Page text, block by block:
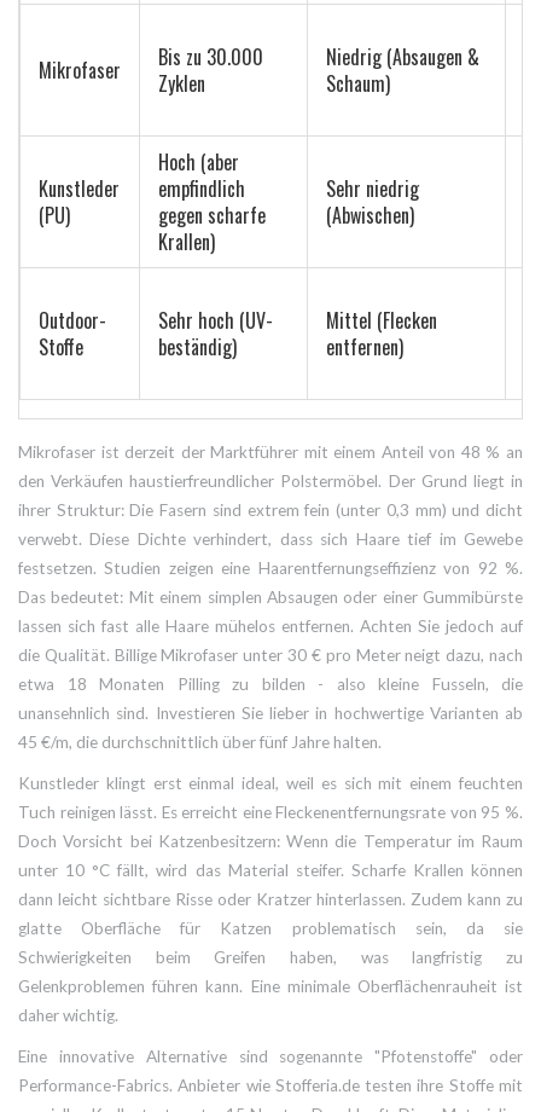
Mikrofaser
Bis zu 30.000
Zyklen
Niedrig (Absaugen &
Schaum)
Kunstleder
(PU)
Hoch (aber
empfindlich
gegen scharfe
Krallen)
Sehr niedrig
(Abwischen)
Outdoor-
Stoffe
Sehr hoch (UV-
beständig)
Mittel (Flecken
entfernen)
Mikrofaser ist derzeit der Marktführer mit einem Anteil von 48 % an
den Verkäufen haustierfreundlicher Polstermöbel. Der Grund liegt in
ihrer Struktur: Die Fasern sind extrem fein (unter 0,3 mm) und dicht
verwebt. Diese Dichte verhindert, dass sich Haare tief im Gewebe
festsetzen. Studien zeigen eine Haarentfernungseffizienz von 92 %.
Das bedeutet: Mit einem simplen Absaugen oder einer Gummibürste
lassen sich fast alle Haare mühelos entfernen. Achten Sie jedoch auf
die Qualität. Billige Mikrofaser unter 30 € pro Meter neigt dazu, nach
etwa 18 Monaten Pilling zu bilden - also kleine Fusseln, die
unansehnlich sind. Investieren Sie lieber in hochwertige Varianten ab
45 €/m, die durchschnittlich über fünf Jahre halten.
Kunstleder klingt erst einmal ideal, weil es sich mit einem feuchten
Tuch reinigen lässt. Es erreicht eine Fleckenentfernungsrate von 95 %.
Doch Vorsicht bei Katzenbesitzern: Wenn die Temperatur im Raum
unter 10 °C fällt, wird das Material steifer. Scharfe Krallen können
dann leicht sichtbare Risse oder Kratzer hinterlassen. Zudem kann zu
glatte Oberfläche für Katzen problematisch sein, da sie
Schwierigkeiten beim Greifen haben, was langfristig zu
Gelenkproblemen führen kann. Eine minimale Oberflächenrauheit ist
daher wichtig.
Eine innovative Alternative sind sogenannte "Pfotenstoffe" oder
Performance-Fabrics. Anbieter wie Stofferia.de testen ihre Stoffe mit